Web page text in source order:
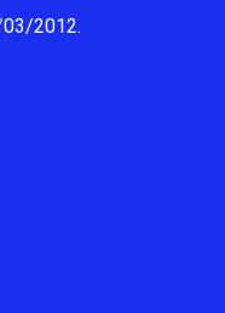
03/2012.